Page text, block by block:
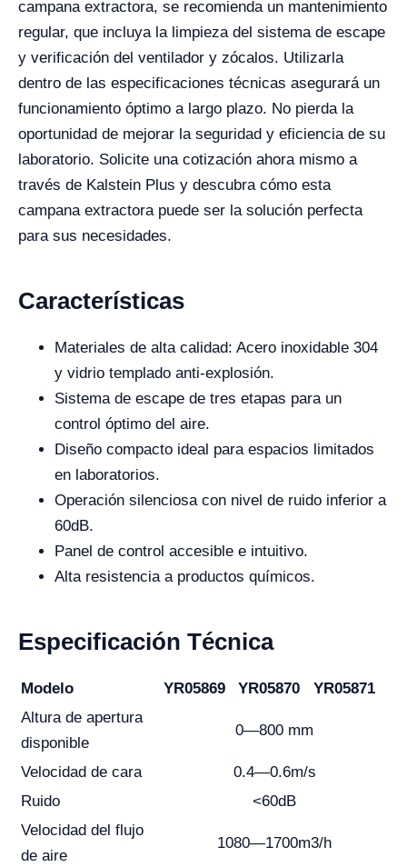
campana extractora, se recomienda un mantenimiento
regular, que incluya la limpieza del sistema de escape
y verificación del ventilador y zócalos. Utilizarla
dentro de las especificaciones técnicas asegurará un
funcionamiento óptimo a largo plazo. No pierda la
oportunidad de mejorar la seguridad y eficiencia de su
laboratorio. Solicite una cotización ahora mismo a
través de Kalstein Plus y descubra cómo esta
campana extractora puede ser la solución perfecta
para sus necesidades.
Características
Materiales de alta calidad: Acero inoxidable 304
y vidrio templado anti-explosión.
Sistema de escape de tres etapas para un
control óptimo del aire.
Diseño compacto ideal para espacios limitados
en laboratorios.
Operación silenciosa con nivel de ruido inferior a
60dB.
Panel de control accesible e intuitivo.
Alta resistencia a productos químicos.
Especificación Técnica
Modelo YR05869 YR05870
YR05871
Altura de apertura
disponible
0—800 mm
Velocidad de cara
0.4—0.6m/s
Ruido
<60dB
Velocidad del flujo
de aire
1080—1700m3/h